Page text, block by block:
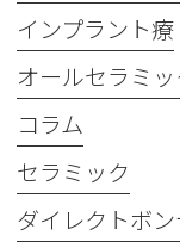
インプラント療
オールセラミッ
コラム
セラミック
ダイレクトボ